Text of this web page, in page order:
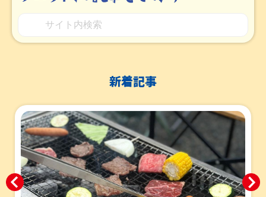
新着記事